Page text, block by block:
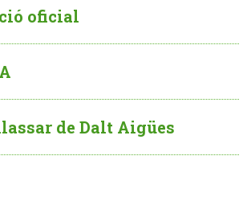
oficial
de Dalt Aigües